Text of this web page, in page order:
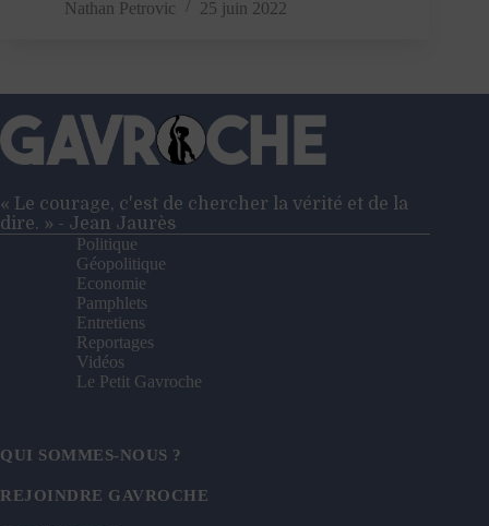
nouveaux
toujours
plus
bas
?
Nathan Petrovic 25 juin 2022
« Le courage, c'est de chercher la vérité et de la
dire. » - Jean Jaurès
Politique
Géopolitique
Economie
Pamphlets
Entretiens
Reportages
Vidéos
Le Petit Gavroche
QUI SOMMES-NOUS ?
REJOINDRE GAVROCHE